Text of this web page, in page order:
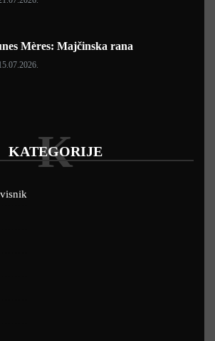
Mères: Majčinska rana
KATEGORIJE
K